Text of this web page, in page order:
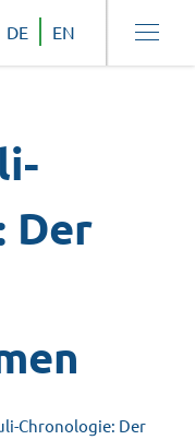
DE EN
Der
Chronologie: Der